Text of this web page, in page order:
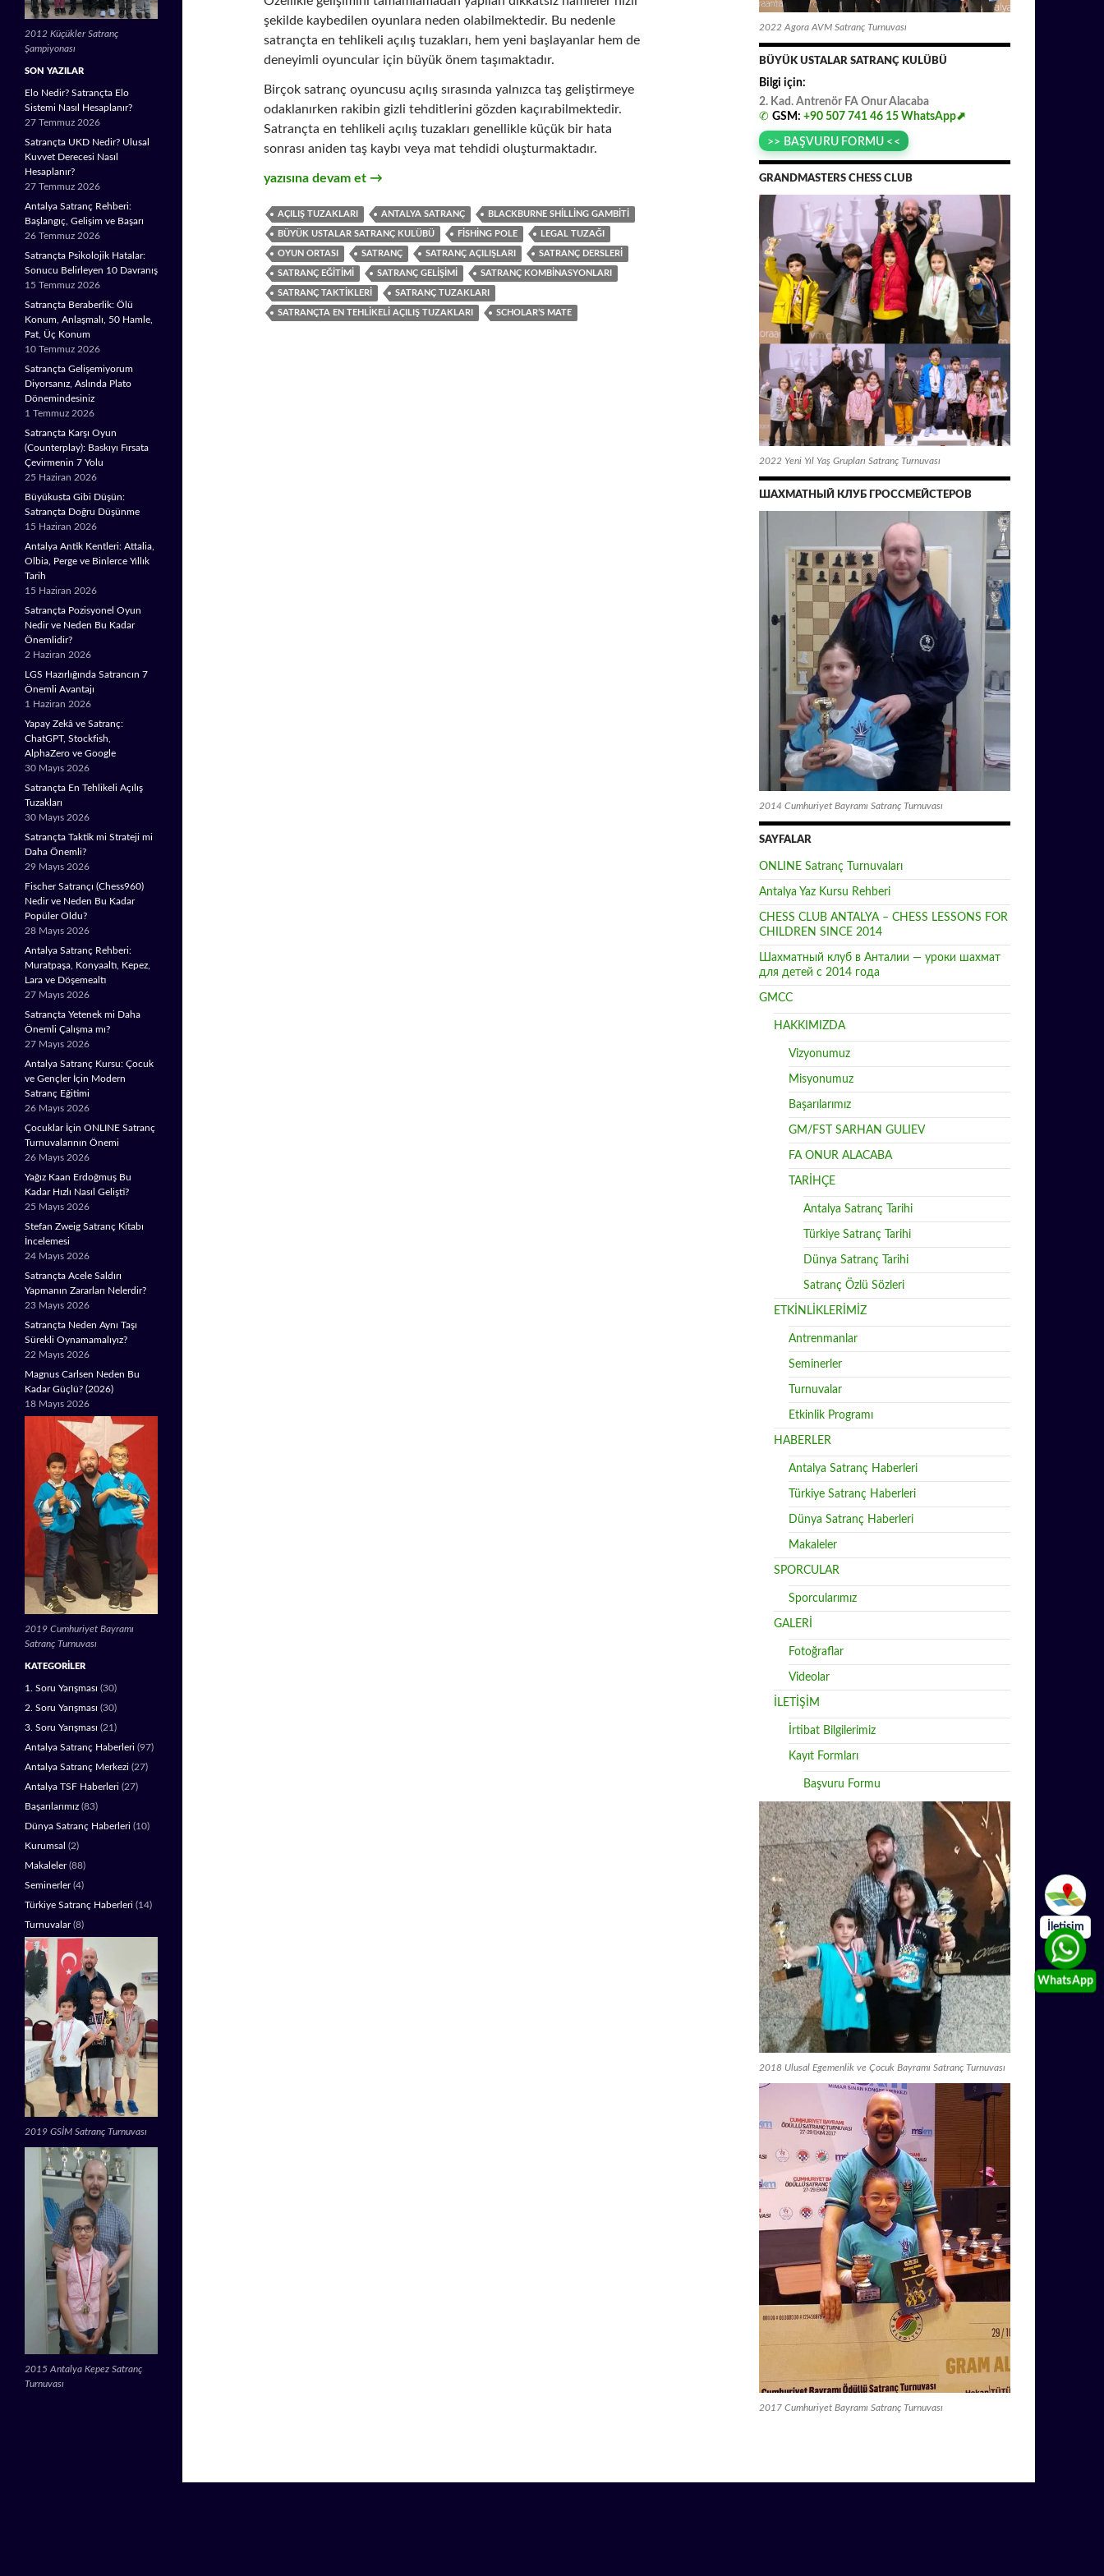
şekilde kaybedilen oyunlara neden olabilmektedir. Bu nedenle
satrançta en tehlikeli açılış tuzakları, hem yeni başlayanlar hem de
deneyimli oyuncular için büyük önem taşımaktadır.
Birçok satranç oyuncusu açılış sırasında yalnızca taş geliştirmeye
odaklanırken rakibin gizli tehditlerini gözden kaçırabilmektedir.
Satrançta en tehlikeli açılış tuzakları genellikle küçük bir hata
sonrası aniden taş kaybı veya mat tehdidi oluşturmaktadır.
Satrançta En Tehlikeli Açılış Tuzakları
yazısına devam et →
AÇILIŞ TUZAKLARI ANTALYA SATRANÇ BLACKBURNE SHILLING GAMBITI
BÜYÜK USTALAR SATRANÇ KULÜBÜ FISHING POLE LEGAL TUZAĞI
OYUN ORTASI SATRANÇ SATRANÇ AÇILIŞLARI SATRANÇ DERSLERI
SATRANÇ EĞITIMI SATRANÇ GELIŞIMI SATRANÇ KOMBINASYONLARI
SATRANÇ TAKTIKLERI SATRANÇ TUZAKLARI
SATRANÇTA EN TEHLIKELI AÇILIŞ TUZAKLARI SCHOLAR’S MATE
2022 Agora AVM Satranç Turnuvası
BÜYÜK USTALAR SATRANÇ KULÜBÜ
Bilgi için:
2. Kad. Antrenör FA Onur.Alacaba
✆ GSM: +90 507 741 46 15 WhatsApp⬈
>> BAŞVURU FORMU <<
GRANDMASTERS CHESS CLUB
2022 Yeni Yıl Yaş Grupları Satranç Turnuvası
ШАХМАТНЫЙ КЛУБ ГРОССМЕЙСТЕРОВ
2014 Cumhuriyet Bayramı Satranç Turnuvası
SAYFALAR
ONLINE Satranç Turnuvaları
Antalya Yaz Kursu Rehberi
CHESS CLUB ANTALYA – CHESS LESSONS FOR
CHILDREN SINCE 2014
Шахматный клуб в Анталии — уроки шахмат
для детей с 2014 года
GMCC
HAKKIMIZDA
Vizyonumuz
Misyonumuz
Başarılarımız
GM/FST SARHAN GULIEV
FA ONUR ALACABA
TARİHÇE
Antalya Satranç Tarihi
Türkiye Satranç Tarihi
Dünya Satranç Tarihi
Satranç Özlü Sözleri
ETKİNLİKLERİMİZ
Antrenmanlar
Seminerler
Turnuvalar
Etkinlik Programı
HABERLER
Antalya Satranç Haberleri
Türkiye Satranç Haberleri
Dünya Satranç Haberleri
Makaleler
SPORCULAR
Sporcularımız
GALERİ
Fotoğraflar
Videolar
İLETİŞİM
İrtibat Bilgilerimiz
Kayıt Formları
Başvuru Formu
2018 Ulusal Egemenlik ve Çocuk Bayramı Satranç Turnuvası
2017 Cumhuriyet Bayramı Satranç Turnuvası
İletişim
WhatsApp
2012 Küçükler Satranç
Şampiyonası
SON YAZILAR
Elo Nedir? Satrançta Elo
Sistemi Nasıl Hesaplanır?
27 Temmuz 2026
Satrançta UKD Nedir? Ulusal
Kuvvet Derecesi Nasıl
Hesaplanır?
27 Temmuz 2026
Antalya Satranç Rehberi:
Başlangıç, Gelişim ve Başarı
26 Temmuz 2026
Satrançta Psikolojik Hatalar:
Sonucu Belirleyen 10 Davranış
15 Temmuz 2026
Satrançta Beraberlik: Ölü
Konum, Anlaşmalı, 50 Hamle,
Pat, Üç Konum
10 Temmuz 2026
Satrançta Gelişemiyorum
Diyorsanız, Aslında Plato
Dönemindesiniz
1 Temmuz 2026
Satrançta Karşı Oyun
(Counterplay): Baskıyı Fırsata
Çevirmenin 7 Yolu
25 Haziran 2026
Büyükusta Gibi Düşün:
Satrançta Doğru Düşünme
15 Haziran 2026
Antalya Antik Kentleri: Attalia,
Olbia, Perge ve Binlerce Yıllık
Tarih
15 Haziran 2026
Satrançta Pozisyonel Oyun
Nedir ve Neden Bu Kadar
Önemlidir?
2 Haziran 2026
LGS Hazırlığında Satrancın 7
Önemli Avantajı
1 Haziran 2026
Yapay Zekâ ve Satranç:
ChatGPT, Stockfish,
AlphaZero ve Google
30 Mayıs 2026
Satrançta En Tehlikeli Açılış
Tuzakları
30 Mayıs 2026
Satrançta Taktik mi Strateji mi
Daha Önemli?
29 Mayıs 2026
Fischer Satrançı (Chess960)
Nedir ve Neden Bu Kadar
Popüler Oldu?
28 Mayıs 2026
Antalya Satranç Rehberi:
Muratpaşa, Konyaaltı, Kepez,
Lara ve Döşemealtı
27 Mayıs 2026
Satrançta Yetenek mi Daha
Önemli Çalışma mı?
27 Mayıs 2026
Antalya Satranç Kursu: Çocuk
ve Gençler İçin Modern
Satranç Eğitimi
26 Mayıs 2026
Çocuklar İçin ONLINE Satranç
Turnuvalarının Önemi
26 Mayıs 2026
Yağız Kaan Erdoğmuş Bu
Kadar Hızlı Nasıl Gelişti?
25 Mayıs 2026
Stefan Zweig Satranç Kitabı
İncelemesi
24 Mayıs 2026
Satrançta Acele Saldırı
Yapmanın Zararları Nelerdir?
23 Mayıs 2026
Satrançta Neden Aynı Taşı
Sürekli Oynamamalıyız?
22 Mayıs 2026
Magnus Carlsen Neden Bu
Kadar Güçlü? (2026)
18 Mayıs 2026
2019 Cumhuriyet Bayramı
Satranç Turnuvası
KATEGORILER
1. Soru Yarışması (30)
2. Soru Yarışması (30)
3. Soru Yarışması (21)
Antalya Satranç Haberleri (97)
Antalya Satranç Merkezi (27)
Antalya TSF Haberleri (27)
Başarılarımız (83)
Dünya Satranç Haberleri (10)
Kurumsal (2)
Makaleler(88)
Seminerler(4)
Türkiye Satranç Haberleri (14)
Turnuvalar(8)
2019 GSİM Satranç Turnuvası
2015 Antalya Kepez Satranç
Turnuvası